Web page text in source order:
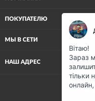
ПОКУПАТЕЛЮ
МЫ В СЕТИ
НАШ АДРЕС